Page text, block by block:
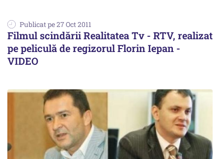
Publicat pe 27 Oct 2011
Filmul scindării Realitatea Tv - RTV, realizat
pe peliculă de regizorul Florin Iepan -
VIDEO